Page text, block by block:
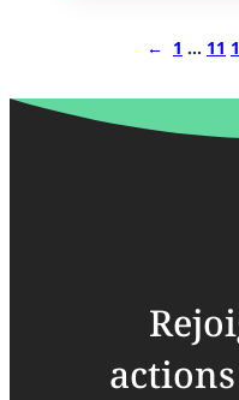
← 1 … 11